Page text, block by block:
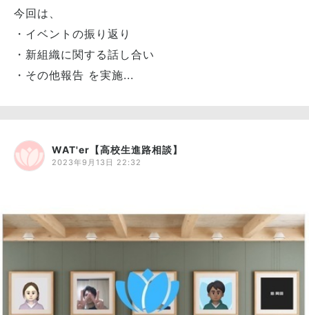
今回は、
・イベントの振り返り
・新組織に関する話し合い
・その他報告 を実施...
WAT'er【高校生進路相談】
2023年9月13日 22:32